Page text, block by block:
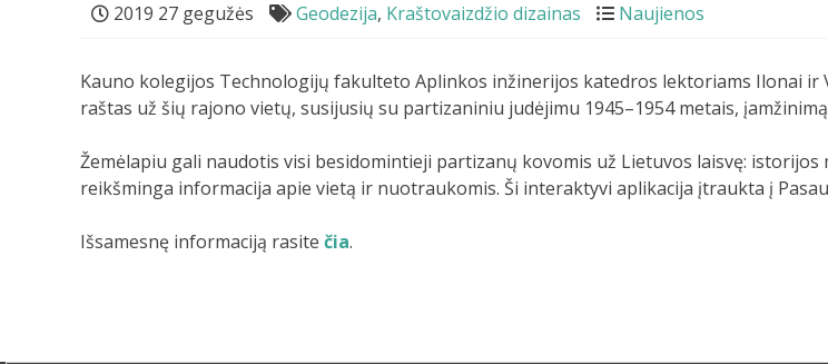
2019 27 gegužės Geodezija, Kraštovaizdžio dizainas Naujienos
Kauno kolegijos Technologijų fakulteto Aplinkos inžinerijos katedros lektoriams Ilonai ir
raštas už šių rajono vietų, susijusių su partizaniniu judėjimu 1945–1954 metais,
Žemėlapiu gali naudotis visi besidomintieji partizanų kovomis už Lietuvos laisvę:
reikšminga informacija apie vietą ir nuotraukomis. Ši interaktyvi aplikacija įtraukta į
Išsamesnę informaciją rasite čia.